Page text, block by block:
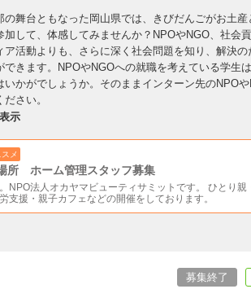
の舞台ともなった岡山県では、きびだんごがお土
加して、体感してみませんか？NPOやNGO、社会
ア活動よりも、さらに深く社会問題を知り、解決
できます。NPOやNGOへの就職を考えている学
いかがでしょうか。そのままインターン先のNPO
さい。
示
メ
所 ホーム管理スタッフ募集
NPO法人オカヤマビューティサミットです。 ひとり
支援・親子カフェなどの開催をしております。
募集終了